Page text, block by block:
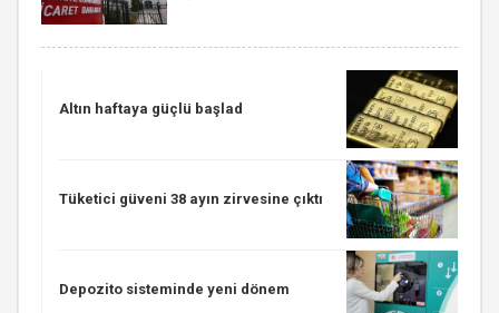
Altın haftaya güçlü başlad
Tüketici güveni 38 ayın zirvesine çıktı
Depozito sisteminde yeni dönem